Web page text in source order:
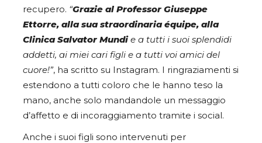
recupero. “Grazie al Professor Giuseppe
Ettorre, alla sua straordinaria équipe, alla
Clinica Salvator Mundie a tutti i suoi splendidi
addetti, ai miei cari figli e a tutti voi amici del
cuore!”, ha scritto su Instagram. I ringraziamenti si
estendono a tutti coloro che le hanno teso la
mano, anche solo mandandole un messaggio
d’affetto e di incoraggiamento tramite i social.
Anche i suoi figli sono intervenuti per